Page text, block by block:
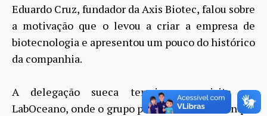
Eduardo Cruz, fundador da Axis Biotec, falou sobre
a motivação que o levou a criar a empresa de
biotecnologia e apresentou um pouco do histórico
da companhia.
A delegação sueca terminou a visita no
LabOceano, onde o grupo pode conhecer o tanque